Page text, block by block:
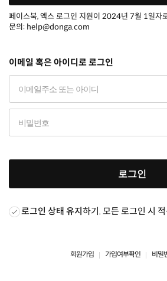
페이스북, 엑스 로그인 지원이 2024년 7월 1일자
문의: help@donga.com
이메일 혹은 아이디로 로그인
로그인
로그인 상태 유지하기. 모든 로그인 시
회원가입 가입여부확인 비밀